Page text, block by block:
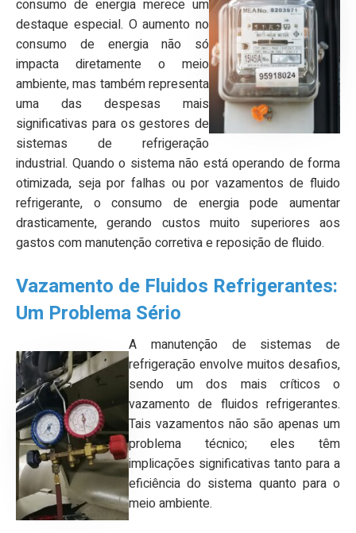
consumo de energia merece um
destaque especial. O aumento no
consumo de energia não só
impacta diretamente o meio
ambiente, mas também representa
uma das despesas mais
significativas para os gestores de
sistemas de refrigeração
industrial. Quando o sistema não está operando de forma
otimizada, seja por falhas ou por vazamentos de fluido
refrigerante, o consumo de energia pode aumentar
drasticamente, gerando custos muito superiores aos
gastos com manutenção corretiva e reposição de fluido.
Vazamento de Fluidos Refrigerantes:
Um Problema Sério
A manutenção de sistemas de
refrigeração envolve muitos desafios,
sendo um dos mais críticos o
vazamento de fluidos refrigerantes.
Tais vazamentos não são apenas um
problema técnico; eles têm
implicações significativas tanto para a
eficiência do sistema quanto para o
meio ambiente.